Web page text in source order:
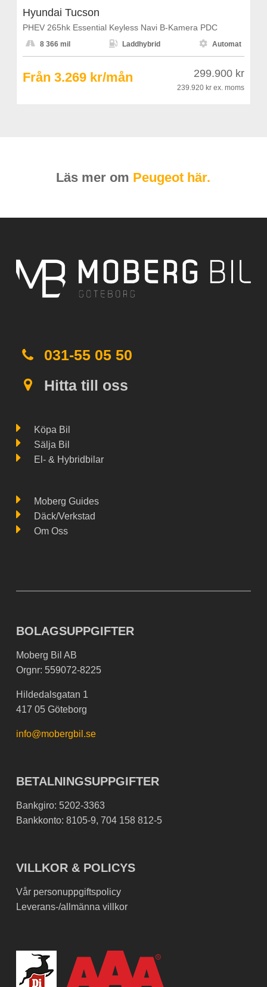
Hyundai Tucson
PHEV 265hk Essential Keyless Navi B-Kamera PDC
 8 366 mil  Laddhybrid  Automat
Från 3.269 kr/mån 299.900 kr
239.920 kr ex. moms
Läs mer om Peugeot här.
031-55 05 50
Hitta till oss
Köpa Bil
Sälja Bil
El- & Hybridbilar
Moberg Guides
Däck/Verkstad
Om Oss
BOLAGSUPPGIFTER
Moberg Bil AB
Orgnr: 559072-8225
Hildedalsgatan 1
417 05 Göteborg
info@mobergbil.se
BETALNINGSUPPGIFTER
Bankgiro: 5202-3363
Bankkonto: 8105-9, 704 158 812-5
VILLKOR & POLICYS
Vår personuppgiftspolicy
Leverans-/allmänna villkor